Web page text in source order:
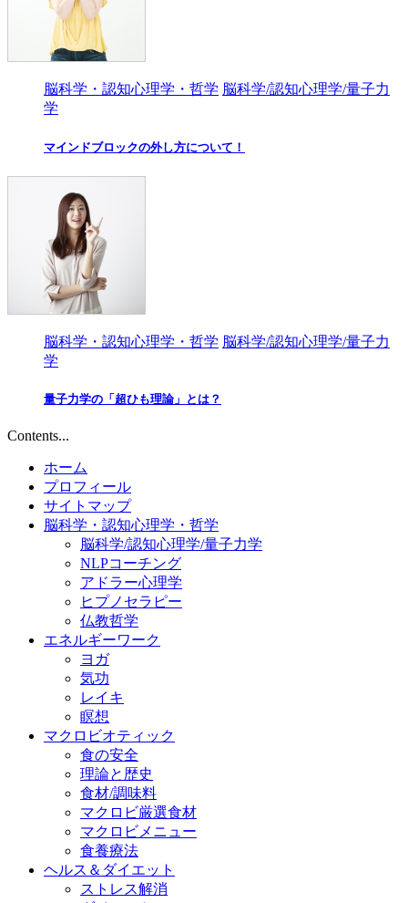
脳科学・認知心理学・哲学 脳科学/認知心理学/量子力
学
マインドブロックの外し方について！
脳科学・認知心理学・哲学 脳科学/認知心理学/量子力
学
量子力学の「超ひも理論」とは？
Contents...
ホーム
プロフィール
サイトマップ
脳科学・認知心理学・哲学
脳科学/認知心理学/量子力学
NLPコーチング
アドラー心理学
ヒプノセラピー
仏教哲学
エネルギーワーク
ヨガ
気功
レイキ
瞑想
マクロビオティック
食の安全
理論と歴史
食材/調味料
マクロビ厳選食材
マクロビメニュー
食養療法
ヘルス＆ダイエット
ストレス解消